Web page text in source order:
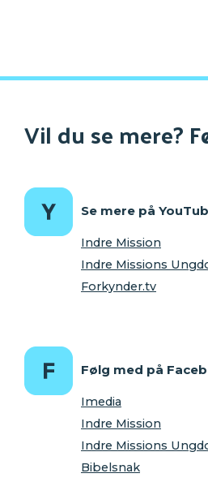
Vil du se mere?
Se mere på
Indre Mission
Indre Missions
Forkynder.tv
Følg med på
Imedia
Indre Mission
Indre Missions
Bibelsnak